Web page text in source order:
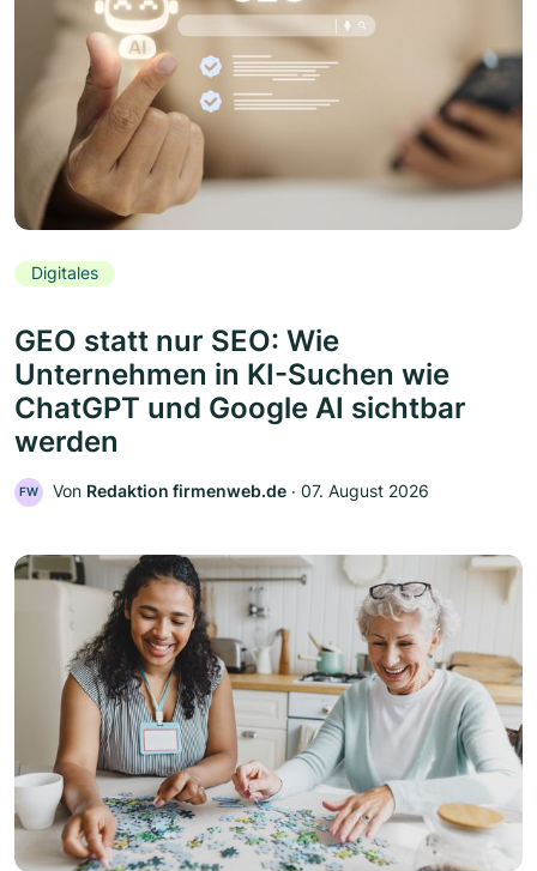
Digitales
GEO statt nur SEO: Wie
Unternehmen in KI-Suchen wie
ChatGPT und Google AI sichtbar
werden
FW Von Redaktion firmenweb.de ‧ 07. August 2026